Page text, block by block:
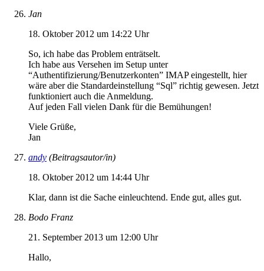
Jan
18. Oktober 2012 um 14:22 Uhr
So, ich habe das Problem enträtselt.
Ich habe aus Versehen im Setup unter
“Authentifizierung/Benutzerkonten” IMAP eingestellt, hier
wäre aber die Standardeinstellung “Sql” richtig gewesen. Jetzt
funktioniert auch die Anmeldung.
Auf jeden Fall vielen Dank für die Bemühungen!
Viele Grüße,
Jan
andy (Beitragsautor/in)
18. Oktober 2012 um 14:44 Uhr
Klar, dann ist die Sache einleuchtend. Ende gut, alles gut.
Bodo Franz
21. September 2013 um 12:00 Uhr
Hallo,